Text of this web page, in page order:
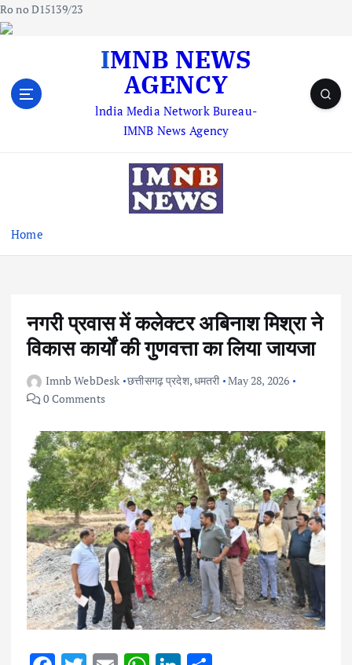
Ro no D15139/23
IMNB NEWS
AGENCY
lndia Media Network Bureau-
IMNB News Agency
Home
नगरी प्रवास में कलेक्टर अबिनाश मिश्रा ने
विकास कार्यों की गुणवत्ता का लिया जायजा
Imnb WebDesk छत्तीसगढ़ प्रदेश,धमतरी May 28, 2026
0 Comments